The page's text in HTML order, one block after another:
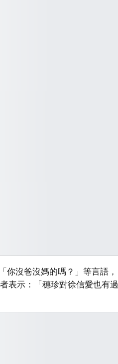
你沒爸沒媽的嗎？」等言語，
表示：「穗珍對徐信愛也有過